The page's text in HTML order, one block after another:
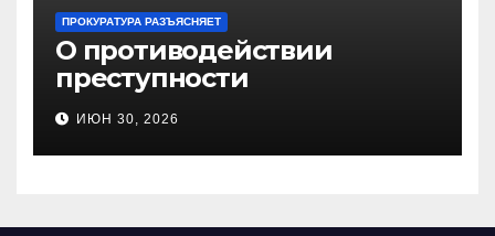
ПРОКУРАТУРА РАЗЪЯСНЯЕТ
О противодействии
преступности
несовершеннолетних и
нарушению их прав
ИЮН 30, 2026